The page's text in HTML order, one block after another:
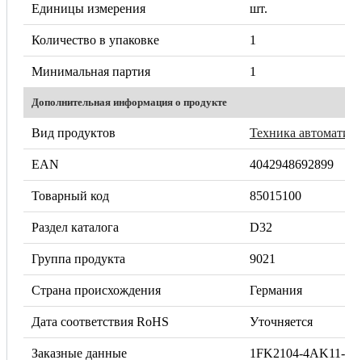
Единицы измерения шт.
Количество в упаковке 1
Минимальная партия 1
Дополнительная информация о продукте
Вид продуктов Техника
EAN 4042948692899
Товарный код 85015100
Раздел каталога D32
Группа продукта 9021
Страна происхождения Германия
Дата соответствия RoHS Уточняется
Заказные данные 1FK2104-